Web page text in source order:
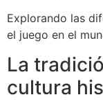
Explorando las
el juego en el
La
cultura